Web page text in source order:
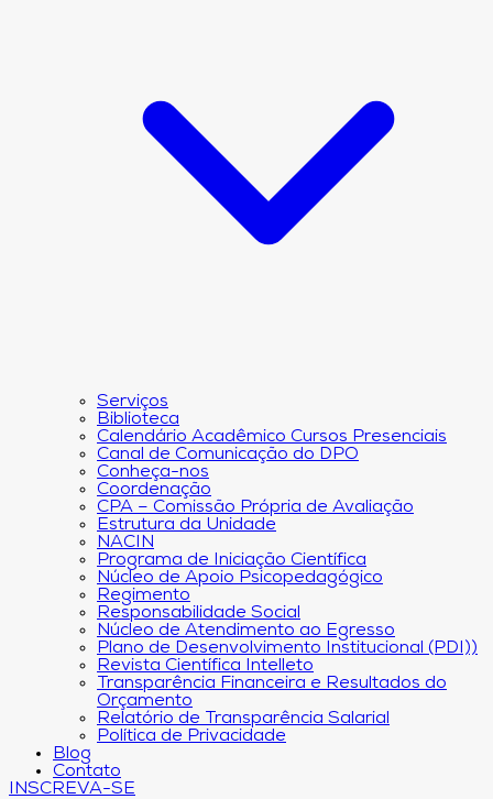
Serviços
Biblioteca
Calendário Acadêmico Cursos Presenciais
Canal de Comunicação do DPO
Conheça-nos
Coordenação
CPA – Comissão Própria de Avaliação
Estrutura da Unidade
NACIN
Programa de Iniciação Científica
Núcleo de Apoio Psicopedagógico
Regimento
Responsabilidade Social
Núcleo de Atendimento ao Egresso
Plano de Desenvolvimento Institucional (PDI))
Revista Científica Intelleto
Transparência Financeira e Resultados do
Orçamento
Relatório de Transparência Salarial
Política de Privacidade
Blog
Contato
INSCREVA-SE